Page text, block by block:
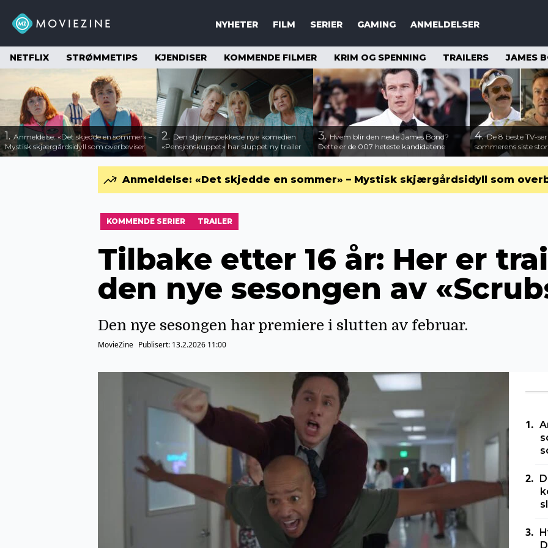
NYHETER FILM SERIER GAMING ANMELDELSER
NETFLIX STRØMMETIPS KJENDISER KOMMENDE FILMER KRIM OG SPENNING TRAILERS JAMES
1.Anmeldelse: «Det skjedde en sommer» –
Mystisk skjærgårdsidyll som overbeviser
2. Den stjernespekkede nye komedien
«Pensjonskuppet» har sluppet ny trailer
3.Hvem blir den neste James Bond?
Dette er de 007 heteste kandidatene
4.De 8 beste TV-
sommerens siste
Anmeldelse: «Det skjedde en sommer» – Mystisk skjærgårdsidyll som
KOMMENDE SERIER TRAILER
Tilbake etter 16 år: Her er
den nye sesongen av
Den nye sesongen har premiere i slutten av februar.
MovieZine Publisert: 13.2.2026 11:00